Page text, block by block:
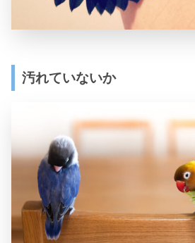
汚れていないか